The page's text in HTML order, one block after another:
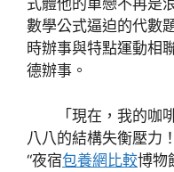
式體他的單戀不再是
數學公式逼迫的代數
時辦事與特點運動相
德辦事。
「現在，我的咖
八八的結構失衡壓力
“夜宿包養網比較博物